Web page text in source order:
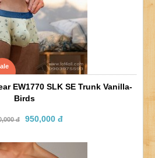
EW1770 SLK SE Trunk Vanilla-
Birds
đ 950,000 đ